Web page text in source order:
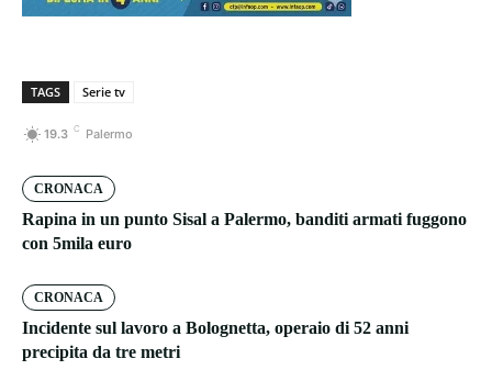
TAGS Serie tv
19.3 C Palermo
CRONACA
Rapina in un punto Sisal a Palermo, banditi armati fuggono
con 5mila euro
CRONACA
Incidente sul lavoro a Bolognetta, operaio di 52 anni
precipita da tre metri